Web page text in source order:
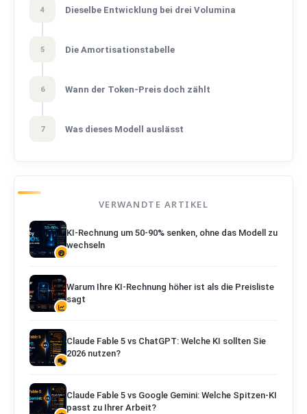
4 Dieselbe Entwicklung bei drei Volumina
5 Die Amortisationstabelle
6 Wann der Token-Preis doch zählt
7 Was dieses Modell auslässt
VERWANDTE ARTIKEL
KI-Rechnung um 50-90% senken, ohne das Modell zu
wechseln
Warum Ihre KI-Rechnung höher ist als die Preisliste
sagt
Claude Fable 5 vs ChatGPT: Welche KI sollten Sie
2026 nutzen?
Claude Fable 5 vs Google Gemini: Welche Spitzen-KI
passt zu Ihrer Arbeit?